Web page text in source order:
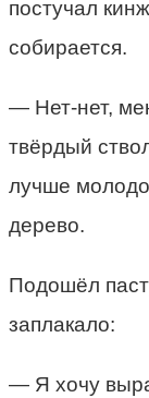
постучал
собирается.
— Нет-нет,
твёрдый
лучше
дерево.
Подошёл
заплакало:
— Я хочу